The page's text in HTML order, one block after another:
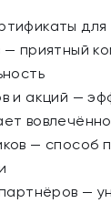
для
— приятный
и акций —
— способ
—